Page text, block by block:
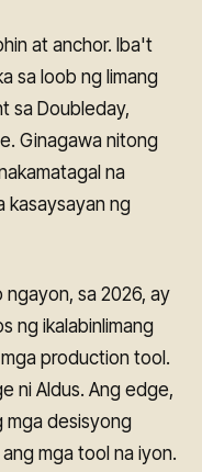
at anchor. Iba't
sa loob ng limang
sa Doubleday,
Ginagawa nitong
na
kasaysayan ng
sa 2026, ay
ng ikalabinlimang
production tool.
ni Aldus. Ang edge,
mga desisyong
mga tool na iyon.